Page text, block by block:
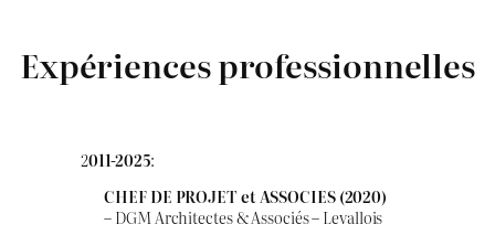
Expériences professionnelles
2011-2025:
CHEF DE PROJET et ASSOCIES (2020)
– DGM Architectes & Associés – Levallois